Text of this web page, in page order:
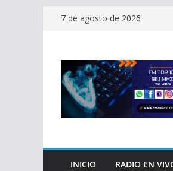
Saltar7 de agosto de 2026
INICIO RADIO EN